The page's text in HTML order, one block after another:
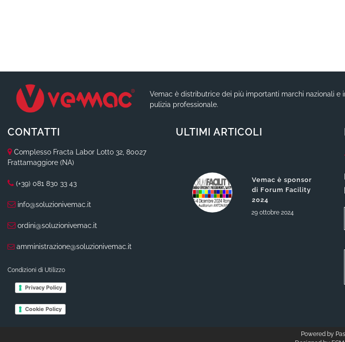
Vemac è distributrice dei più importanti marchi nazionali
pulizia professionale.
CONTATTI
Complesso Fracta Labor Lotto 32, 80027
Frattamaggiore (NA)
(+39) 081 830 33 43
info@soluzionivemac.it
ordini@soluzionivemac.it
amministrazione@soluzionivemac.it
Condizioni di Utilizzo
Privacy Policy
Cookie Policy
ULTIMI ARTICOLI
Vemac è sponsor
di Forum Facility
2024
29 ottobre 2024
Powered by